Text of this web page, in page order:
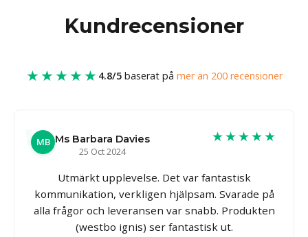
Kundrecensioner
★★★★★ 4.8/5baserat på mer än 200 recensioner
MB Ms Barbara Davies
25 Oct 2024
★★★★★
Utmärkt upplevelse. Det var fantastisk
kommunikation, verkligen hjälpsam. Svarade på
alla frågor och leveransen var snabb. Produkten
(westbo ignis) ser fantastisk ut.